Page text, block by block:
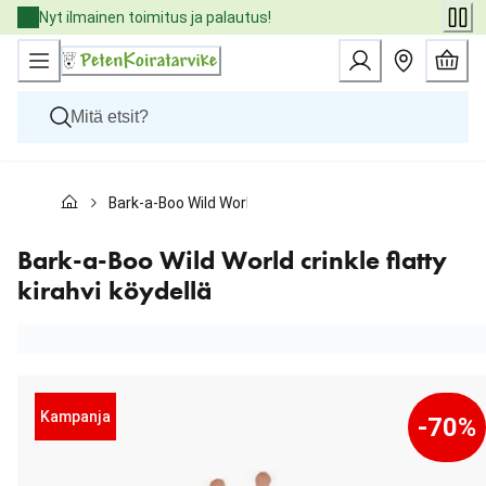
Skip
to
Content
Nyt ilmainen toimitus ja palautus!
Kissat
Eläinlääkäriruoat
Tuotemerkit
Uutuudet
Bark-a-Boo Wild World crinkle flatty kirahvi köydellä
Bark-a-Boo Wild World crinkle flatty
kirahvi köydellä
Kampanja -70%